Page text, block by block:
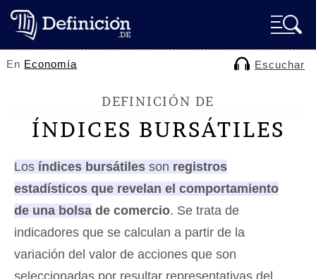
En Economía Escuchar
DEFINICIÓN DE
ÍNDICES BURSÁTILES
Los índices bursátiles son registros
estadísticos que revelan el comportamiento
de una bolsa de comercio. Se trata de
indicadores que se calculan a partir de la
variación del valor de acciones que son
seleccionadas por resultar representativas del